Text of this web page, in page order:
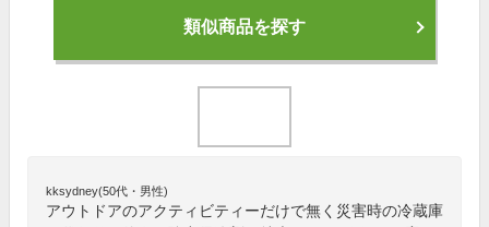
類似商品を探す
kksydney(50代・男性)
アウトドアのアクティビティーだけで無く災害時の冷蔵庫